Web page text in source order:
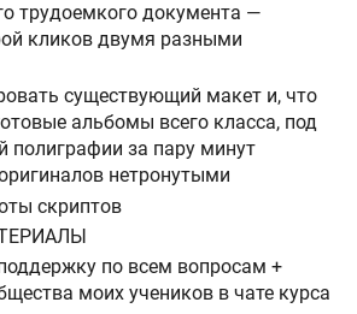
трудоемкого документа —
кликов двумя разными
существующий макет и, что
альбомы всего класса, под
полиграфии за пару минут
нетронутыми
скриптов
по всем вопросам +
моих учеников в чате курса